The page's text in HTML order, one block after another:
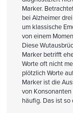
Marker.
bei Alzheimer
um klassische
von einem
Diese
Marker betrifft
Worte oft nicht
plötzlich Worte
Marker ist die
von
häufig. Das ist so